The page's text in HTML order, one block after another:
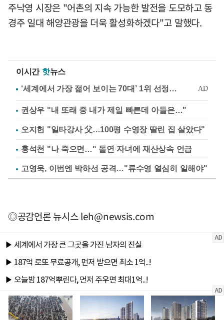
주낙영 시장은 "어촌의 지속 가능한 발전을 도모하고 동
경주 일대 해양관광을 더욱 활성화하겠다"고 말했다.
이시간 핫뉴스
권상우 "내 또래 중 내가 제일 빠른데 아들은…"
오지헌 "일타강사 父…100평 수영장 딸린 집 살았다"
홍석천 "나 죽으면…" 돌연 자녀에 재산상속 언급
고영욱, 이번엔 박하선 공격…"류수영 열심히 일해야"
◎공감언론 뉴시스leh@newsis.com